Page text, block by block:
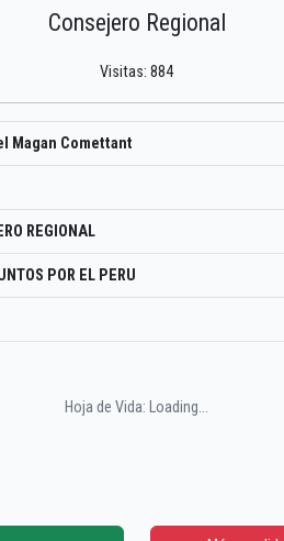
Consejero Regional
Visitas: 884
Magan Comettant
REGIONAL
POR EL PERU
Hoja de Vida: Loading...